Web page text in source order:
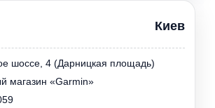
Киев
шоссе, 4 (Дарницкая площадь)
магазин «Garmin»